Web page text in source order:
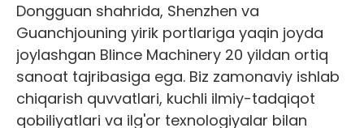
Dongguan shahrida, Shenzhen va
Guanchjouning yirik portlariga yaqin joyda
joylashgan Blince Machinery 20 yildan ortiq
sanoat tajribasiga ega. Biz zamonaviy ishlab
chiqarish quvvatlari, kuchli ilmiy-tadqiqot
qobiliyatlari va ilg'or texnologiyalar bilan